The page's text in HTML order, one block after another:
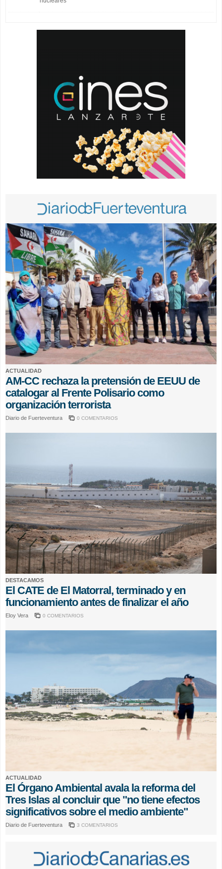
ACTUALIDAD
AM-CC rechaza la pretensión de EEUU de
catalogar al Frente Polisario como
organización terrorista
Diario de Fuerteventura 0 COMENTARIOS
DESTACAMOS
El CATE de El Matorral, terminado y en
funcionamiento antes de finalizar el año
Eloy Vera 0 COMENTARIOS
ACTUALIDAD
El Órgano Ambiental avala la reforma del
Tres Islas al concluir que "no tiene efectos
significativos sobre el medio ambiente"
Diario de Fuerteventura 3 COMENTARIOS